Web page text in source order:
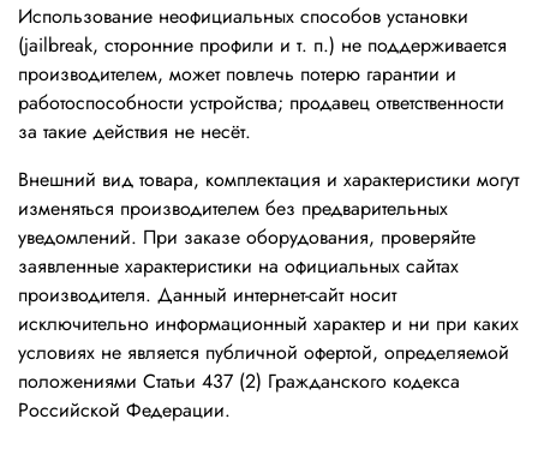
Использование неофициальных способов установки
(jailbreak, сторонние профили и т. п.) не поддерживается
производителем, может повлечь потерю гарантии и
работоспособности устройства; продавец ответственности
за такие действия не несёт.
Внешний вид товара, комплектация и характеристики могут
изменяться производителем без предварительных
уведомлений. При заказе оборудования, проверяйте
заявленные характеристики на официальных сайтах
производителя. Данный интернет-сайт носит
исключительно информационный характер и ни при каких
условиях не является публичной офертой, определяемой
положениями Статьи 437 (2) Гражданского кодекса
Российской Федерации.